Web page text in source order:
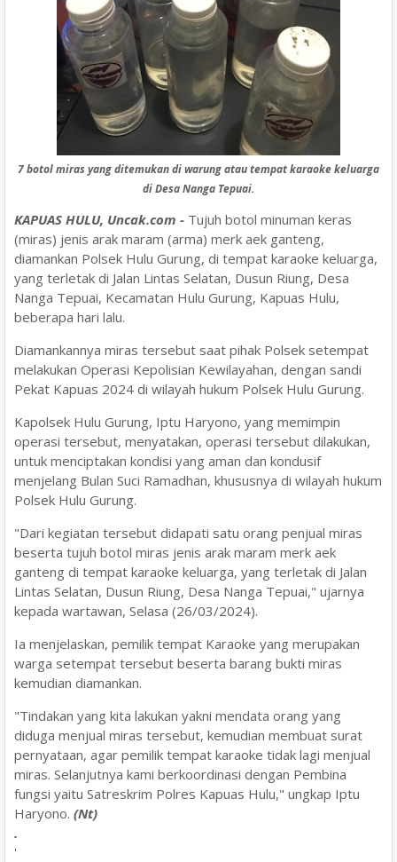
7 botol miras yang ditemukan di warung atau tempat karaoke keluarga
di Desa Nanga Tepuai.
KAPUAS HULU, Uncak.com - Tujuh botol minuman keras
(miras) jenis arak maram (arma) merk aek ganteng,
diamankan Polsek Hulu Gurung, di tempat karaoke keluarga,
yang terletak di Jalan Lintas Selatan, Dusun Riung, Desa
Nanga Tepuai, Kecamatan Hulu Gurung, Kapuas Hulu,
beberapa hari lalu.
Diamankannya miras tersebut saat pihak Polsek setempat
melakukan Operasi Kepolisian Kewilayahan, dengan sandi
Pekat Kapuas 2024 di wilayah hukum Polsek Hulu Gurung.
Kapolsek Hulu Gurung, Iptu Haryono, yang memimpin
operasi tersebut, menyatakan, operasi tersebut dilakukan,
untuk menciptakan kondisi yang aman dan kondusif
menjelang Bulan Suci Ramadhan, khususnya di wilayah hukum
Polsek Hulu Gurung.
"Dari kegiatan tersebut didapati satu orang penjual miras
beserta tujuh botol miras jenis arak maram merk aek
ganteng di tempat karaoke keluarga, yang terletak di Jalan
Lintas Selatan, Dusun Riung, Desa Nanga Tepuai," ujarnya
kepada wartawan, Selasa (26/03/2024).
Ia menjelaskan, pemilik tempat Karaoke yang merupakan
warga setempat tersebut beserta barang bukti miras
kemudian diamankan.
"Tindakan yang kita lakukan yakni mendata orang yang
diduga menjual miras tersebut, kemudian membuat surat
pernyataan, agar pemilik tempat karaoke tidak lagi menjual
miras. Selanjutnya kami berkoordinasi dengan Pembina
fungsi yaitu Satreskrim Polres Kapuas Hulu," ungkap Iptu
Haryono. (Nt)
.
'